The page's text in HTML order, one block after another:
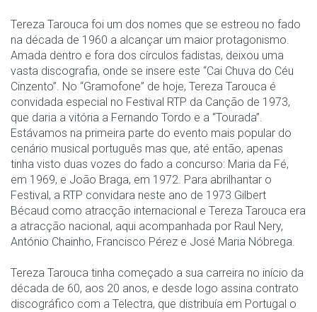
Tereza Tarouca foi um dos nomes que se estreou no fado
na década de 1960 a alcançar um maior protagonismo.
Amada dentro e fora dos círculos fadistas, deixou uma
vasta discografia, onde se insere este “Cai Chuva do Céu
Cinzento”. No “Gramofone” de hoje, Tereza Tarouca é
convidada especial no Festival RTP da Canção de 1973,
que daria a vitória a Fernando Tordo e a “Tourada”.
Estávamos na primeira parte do evento mais popular do
cenário musical português mas que, até então, apenas
tinha visto duas vozes do fado a concurso: Maria da Fé,
em 1969, e João Braga, em 1972. Para abrilhantar o
Festival, a RTP convidara neste ano de 1973 Gilbert
Bécaud como atracção internacional e Tereza Tarouca era
a atracção nacional, aqui acompanhada por Raul Nery,
António Chainho, Francisco Pérez e José Maria Nóbrega.
Tereza Tarouca tinha começado a sua carreira no início da
década de 60, aos 20 anos, e desde logo assina contrato
discográfico com a Telectra, que distribuía em Portugal o